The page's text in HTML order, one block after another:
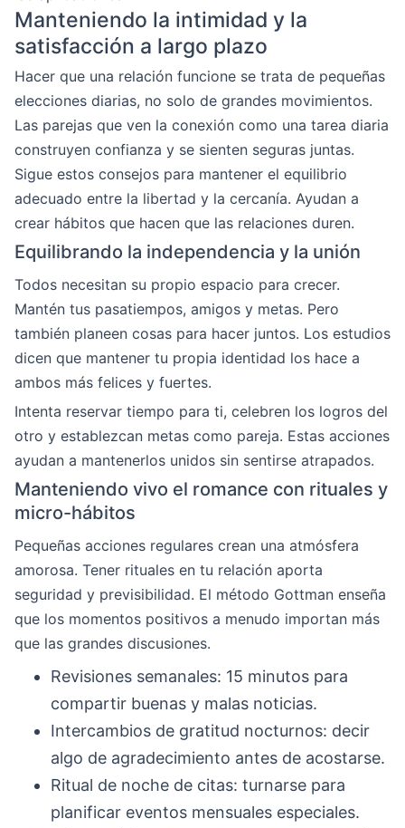
Manteniendo la intimidad y la
satisfacción a largo plazo
Hacer que una relación funcione se trata de pequeñas
elecciones diarias, no solo de grandes movimientos.
Las parejas que ven la conexión como una tarea diaria
construyen confianza y se sienten seguras juntas.
Sigue estos consejos para mantener el equilibrio
adecuado entre la libertad y la cercanía. Ayudan a
crear hábitos que hacen que las relaciones duren.
Equilibrando la independencia y la unión
Todos necesitan su propio espacio para crecer.
Mantén tus pasatiempos, amigos y metas. Pero
también planeen cosas para hacer juntos. Los estudios
dicen que mantener tu propia identidad los hace a
ambos más felices y fuertes.
Intenta reservar tiempo para ti, celebren los logros del
otro y establezcan metas como pareja. Estas acciones
ayudan a mantenerlos unidos sin sentirse atrapados.
Manteniendo vivo el romance con rituales y
micro-hábitos
Pequeñas acciones regulares crean una atmósfera
amorosa. Tener rituales en tu relación aporta
seguridad y previsibilidad. El método Gottman enseña
que los momentos positivos a menudo importan más
que las grandes discusiones.
Revisiones semanales: 15 minutos para
compartir buenas y malas noticias.
Intercambios de gratitud nocturnos: decir
algo de agradecimiento antes de acostarse.
Ritual de noche de citas: turnarse para
planificar eventos mensuales especiales.